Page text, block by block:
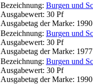
Bezeichnung: Burgen und
Ausgabewert: 30 Pf
Ausgabetag der Marke: 1990
Bezeichnung: Burgen und
Ausgabewert: 30 Pf
Ausgabetag der Marke: 1977
Bezeichnung: Burgen und
Ausgabewert: 30 Pf
Ausgabetag der Marke: 1990